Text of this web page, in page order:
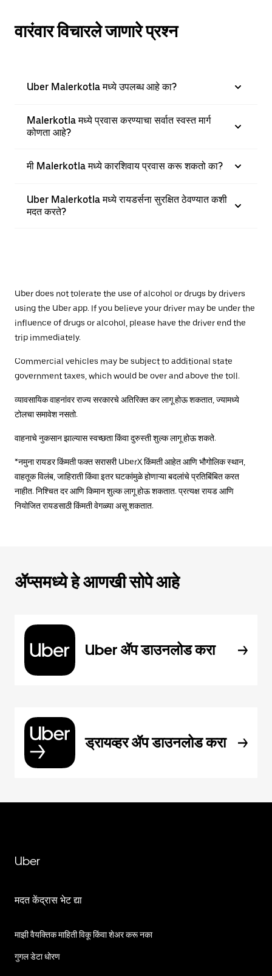
वारंवार विचारले जाणारे प्रश्न
Uber Malerkotla मध्ये उपलब्ध आहे का?
Malerkotla मध्ये प्रवास करण्याचा सर्वात स्वस्त मार्ग
कोणता आहे?
मी Malerkotla मध्ये कारशिवाय प्रवास करू शकतो का?
Uber Malerkotla मध्ये रायडर्सना सुरक्षित ठेवण्यात कशी
मदत करते?
Uber does not tolerate the use of alcohol or drugs by drivers
using the Uber app. If you believe your driver may be under the
influence of drugs or alcohol, please have the driver end the
trip immediately.
Commercial vehicles may be subject to additional state
government taxes, which would be over and above the toll.
व्यावसायिक वाहनांवर राज्य सरकारचे अतिरिक्त कर लागू होऊ शकतात, ज्यामध्ये
टोलचा समावेश नसतो.
वाहनाचे नुकसान झाल्यास स्वच्छता किंवा दुरुस्ती शुल्क लागू होऊ शकते.
*नमुना रायडर किंमती फक्त सरासरी UberX किंमती आहेत आणि भौगोलिक स्थान,
वाहतूक विलंब, जाहिराती किंवा इतर घटकांमुळे होणाऱ्या बदलांचे प्रतिबिंबित करत
नाहीत. निश्चित दर आणि किमान शुल्क लागू होऊ शकतात. प्रत्यक्ष रायड आणि
नियोजित रायडसाठी किंमती वेगळ्या असू शकतात.
ॲप्समध्ये हे आणखी सोपे आहे
Uber ॲप डाउनलोड करा
ड्रायव्हर ॲप डाउनलोड करा
Uber
मदत केंद्रास भेट द्या
माझी वैयक्तिक माहिती विकू किंवा शेअर करू नका
गुगल डेटा धोरण